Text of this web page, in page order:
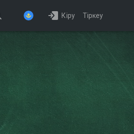
Кіру Тіркеу